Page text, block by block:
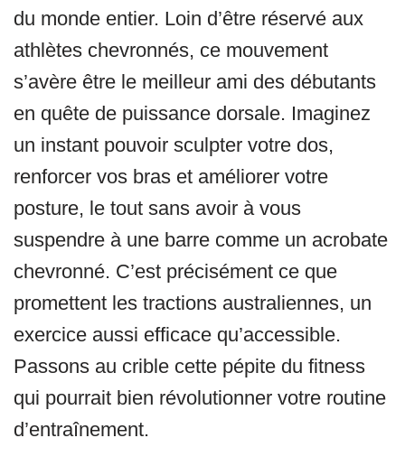
du monde entier. Loin d’être réservé aux
athlètes chevronnés, ce mouvement
s’avère être le meilleur ami des débutants
en quête de puissance dorsale. Imaginez
un instant pouvoir sculpter votre dos,
renforcer vos bras et améliorer votre
posture, le tout sans avoir à vous
suspendre à une barre comme un acrobate
chevronné. C’est précisément ce que
promettent les tractions australiennes, un
exercice aussi efficace qu’accessible.
Passons au crible cette pépite du fitness
qui pourrait bien révolutionner votre routine
d’entraînement.